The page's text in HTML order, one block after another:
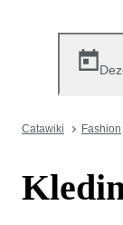
Catawiki Fashion